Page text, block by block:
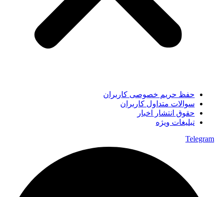
حفظ حریم خصوصی کاربران
سوالات متداول کاربران
حقوق انتشار اخبار
تبلیغات ویژه
Telegram